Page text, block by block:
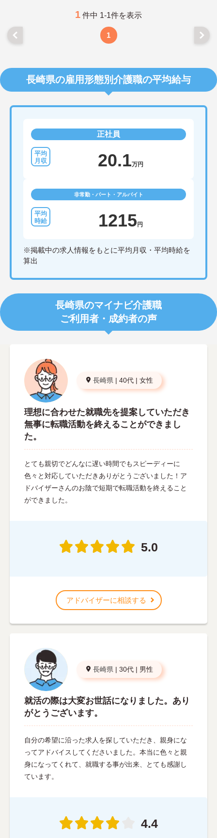
ご興味がある方は是非一度マイナビまでお問合せ下
さい。更に詳細などお伝えします。
1 件中 1-1件を表示
1
長崎県の雇用形態別介護職の平均給与
正社員
20.1万円
非常勤・パート・アルバイト
1215 円
※掲載中の求人情報をもとに平均月収・平均時給を
算出
長崎県のマイナビ介護職
ご利用者・成約者の声
長崎県 | 40代 | 女性
理想に合わせた就職先を提案していただき
無事に転職活動を終えることができまし
た。
とても親切でどんなに遅い時間でもスピーディーに
色々と対応していただきありがとうございました！ア
ドバイザーさんのお陰で短期で転職活動を終えること
ができました。
5.0
アドバイザーに相談する
長崎県 | 30代 | 男性
就活の際は大変お世話になりました。あり
がとうございます。
自分の希望に沿った求人を探していただき、親身にな
ってアドバイスしてくださいました。本当に色々と親
身になってくれて、就職する事が出来、とても感謝し
ています。
4.4